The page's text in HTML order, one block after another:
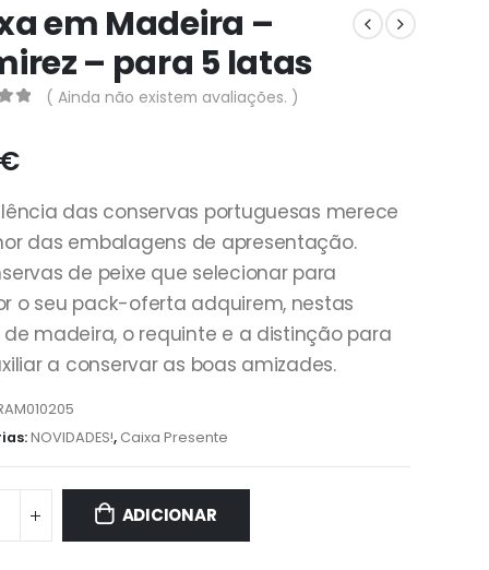
em Madeira –
– para 5 latas
( Ainda não existem avaliações. )
das conservas portuguesas merece
das embalagens de apresentação.
de peixe que selecionar para
o seu pack-oferta adquirem, nestas
madeira, o requinte e a distinção para
a conservar as boas amizades.
NOVIDADES!, Caixa Presente
ADICIONAR